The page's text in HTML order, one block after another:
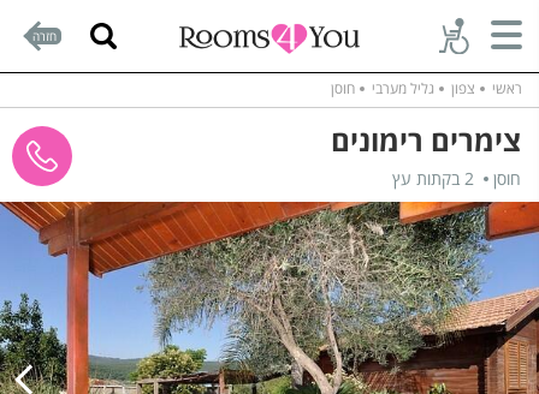
חזרה
ראשי צפון גליל מערבי חוסן
צימרים רימונים
חוסן 2 בקתות עץ